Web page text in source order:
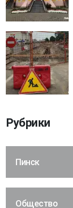
Рубрики
Пинск
Общество